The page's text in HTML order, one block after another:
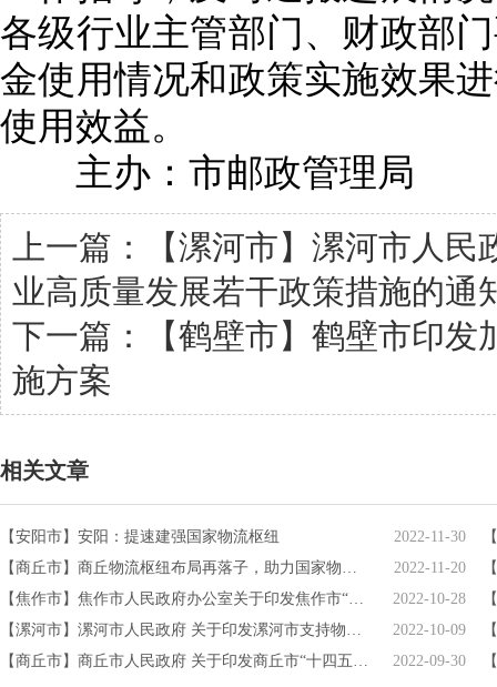
各级行业主管部门、财政部
金使用情况和政策实施效果
使用效益。
主办：市邮政管理局
上一篇：
【漯河市】漯河市人
业高质量发展若干政策措施的通
下一篇：
【鹤壁市】鹤壁市印
施方案
相关文章
【安阳市】安阳：提速建强国家物流枢纽 2022-11-30
【商丘市】商丘物流枢纽布局再落子，助力国家物流枢纽建设
2022-11-20
【焦作市】焦作市人民政府办公室关于印发焦作市“十四五”现代物流业发展规划的通知
2022-10-28
【漯河市】漯河市人民政府 关于印发漯河市支持物流业高质量发展若干政策措施的通知
2022-10-09
【商丘市】商丘市人民政府 关于印发商丘市“十四五”现代物流业发展规划的通知
2022-09-30